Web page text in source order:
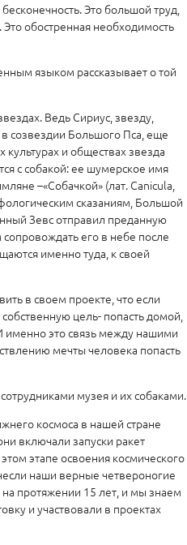
Это большой труд,
обостренная необходимость
языком рассказывает о той
Ведь Сириус, звезду,
созвездии Большого Пса, еще
и обществах звезда
с собакой: ее шумерское имя
–«Собачкой» (лат. Canicula,
сказаниям, Большой
Зевс отправил преданную
его в небе после
именно туда, к своей
в своем проекте, что если
цель- попасть домой,
именно это связь между нашими
мечты человека попасть
музея и их собаками.
космоса в нашей стране
включали запуски ракет
этапе освоения космического
наши верные четвероногие
протяжении 15 лет, и мы знаем
и участвовали в проектах